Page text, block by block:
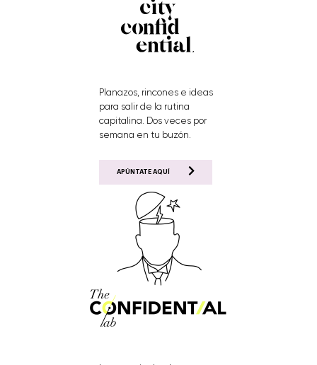
Planazos, rincones e ideas
para salir de la rutina
capitalina. Dos veces por
semana en tu buzón.
APÚNTATE AQUÍ